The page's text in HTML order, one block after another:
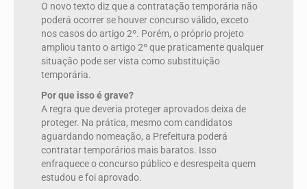
O novo texto diz que a contratação temporária não
poderá ocorrer se houver concurso válido, exceto
nos casos do artigo 2º. Porém, o próprio projeto
ampliou tanto o artigo 2º que praticamente qualquer
situação pode ser vista como substituição
temporária.
Por que isso é grave?
A regra que deveria proteger aprovados deixa de
proteger. Na prática, mesmo com candidatos
aguardando nomeação, a Prefeitura poderá
contratar temporários mais baratos. Isso
enfraquece o concurso público e desrespeita quem
estudou e foi aprovado.